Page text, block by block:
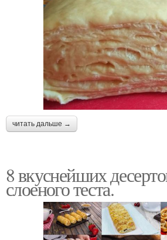
читать дальше →
8 вкуснейших
слоеного теста.